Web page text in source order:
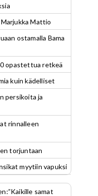
Mattio
ostamalla Bama
opastettua retkeä
kuin kädelliset
persikoita ja
rinnalleen
torjuntaan
myytiin vapuksi
samat